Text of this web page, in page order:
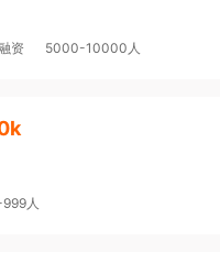
资 5000-10000人
人